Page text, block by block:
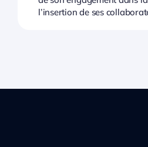
l’insertion de ses